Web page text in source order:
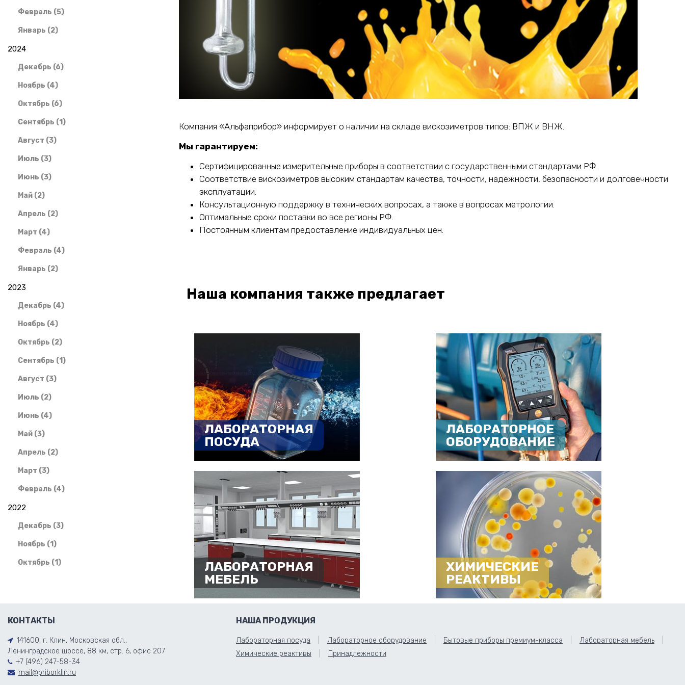
Февраль (5)
Январь (2)
2024
Декабрь (6)
Ноябрь (4)
Октябрь (6)
Сентябрь (1)
Август (3)
Июль (3)
Июнь (3)
Май (2)
Апрель (2)
Март (4)
Февраль (4)
Январь (2)
2023
Декабрь (4)
Ноябрь (4)
Октябрь (2)
Сентябрь (1)
Август (3)
Июль (2)
Июнь (4)
Май (3)
Апрель (2)
Март (3)
Февраль (4)
2022
Декабрь (3)
Ноябрь (1)
Октябрь (1)
Компания «Альфаприбор» информирует о наличии на складе вискозиметров типов: ВПЖ и ВНЖ.
Мы гарантируем:
Сертифицированные измерительные приборы в соответствии с государственными стандартами РФ.
Соответствие вискозиметров высоким стандартам качества, точности, надежности, безопасности и долговечности
эксплуатации.
Консультационную поддержку в технических вопросах, а также в вопросах метрологии.
Оптимальные сроки поставки во все регионы РФ.
Постоянным клиентам предоставление индивидуальных цен.
Наша компания также предлагает
ЛАБОРАТОРНАЯ
ПОСУДА
ЛАБОРАТОРНОЕ
ОБОРУДОВАНИЕ
ЛАБОРАТОРНАЯ
МЕБЕЛЬ
ХИМИЧЕСКИЕ
РЕАКТИВЫ
КОНТАКТЫ
141600, г. Клин, Московская обл.,
Ленинградское шоссе, 88 км, стр. 6, офис 207
+7 (496) 247-58-34
mail@priborklin.ru
НАША ПРОДУКЦИЯ
Лабораторная посуда Лабораторное оборудование Бытовые приборы премиум-класса
Лабораторная мебель
Химические реактивы
Принадлежности